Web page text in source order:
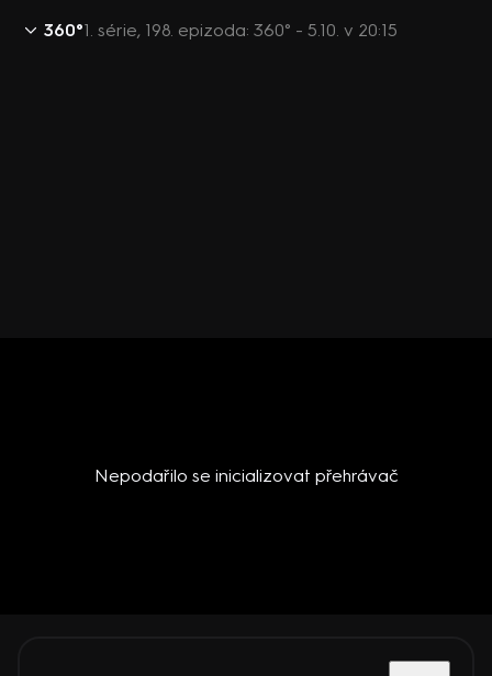
360°1. série, 198. epizoda: 360° - 5.10. v 20:15
Nepodařilo se inicializovat přehrávač